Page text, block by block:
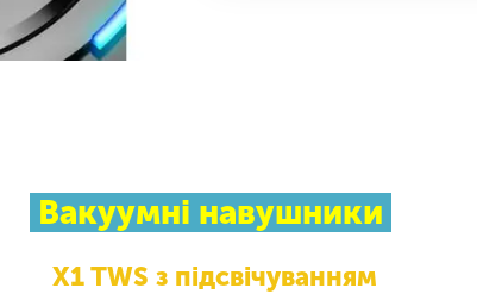
Вакуумні навушники
X1 TWS з підсвічуванням